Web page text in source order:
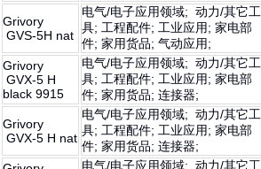
Grivory
GVS-5H nat
电气/电子应用领域; 动力/其它工
具; 工程配件; 工业应用; 家电部
件; 家用货品; 气动应用;
Grivory
GVX-5 H
black 9915
电气/电子应用领域; 动力/其它工
具; 工程配件; 工业应用; 家电部
件; 家用货品; 连接器;
Grivory
GVX-5 H nat
电气/电子应用领域; 动力/其它工
具; 工程配件; 工业应用; 家电部
件; 家用货品; 连接器;
电气/电子应用领域; 动力/其它工